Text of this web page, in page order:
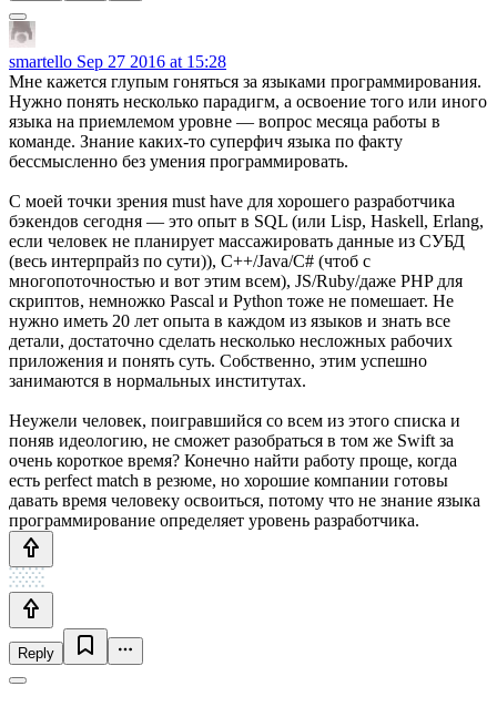
smartello Sep 27 2016 at 15:28
Мне кажется глупым гоняться за языками программирования.
Нужно понять несколько парадигм, а освоение того или иного
языка на приемлемом уровне — вопрос месяца работы в
команде. Знание каких-то суперфич языка по факту
бессмысленно без умения программировать.
С моей точки зрения must have для хорошего разработчика
бэкендов сегодня — это опыт в SQL (или Lisp, Haskell, Erlang,
если человек не планирует массажировать данные из СУБД
(весь интерпрайз по сути)), C++/Java/C# (чтоб с
многопоточностью и вот этим всем), JS/Ruby/даже PHP для
скриптов, немножко Pascal и Python тоже не помешает. Не
нужно иметь 20 лет опыта в каждом из языков и знать все
детали, достаточно сделать несколько несложных рабочих
приложения и понять суть. Собственно, этим успешно
занимаются в нормальных институтах.
Неужели человек, поигравшийся со всем из этого списка и
поняв идеологию, не сможет разобраться в том же Swift за
очень короткое время? Конечно найти работу проще, когда
есть perfect match в резюме, но хорошие компании готовы
давать время человеку освоиться, потому что не знание языка
программирование определяет уровень разработчика.
Reply